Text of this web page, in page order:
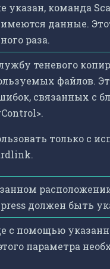
указан, команда
данные.
раза.
теневого
файлов.
связанных с
только с
должен быть
с помощью
параметра